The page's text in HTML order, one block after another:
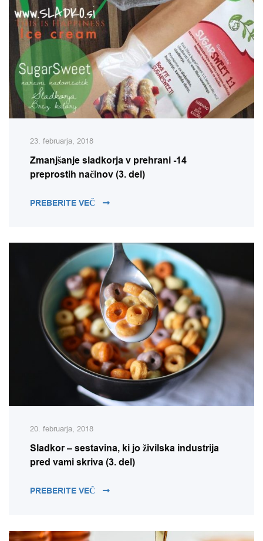
23. februarja, 2018
Zmanjšanje sladkorja v prehrani -14
preprostih načinov (3. del)
PREBERITE VEČ ZMANJŠANJE SLADKORJA V
20. februarja, 2018
Sladkor – sestavina, ki jo živilska industrija
pred vami skriva (3. del)
PREBERITE VEČ SLADKOR – SESTAVINA, KI JO